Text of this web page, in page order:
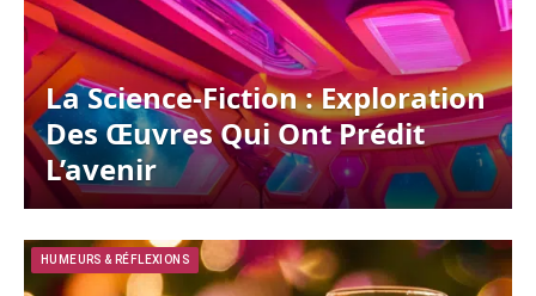
La Science-Fiction : Exploration
Des Œuvres Qui Ont Prédit
L’avenir
HUMEURS & RÉFLEXIONS